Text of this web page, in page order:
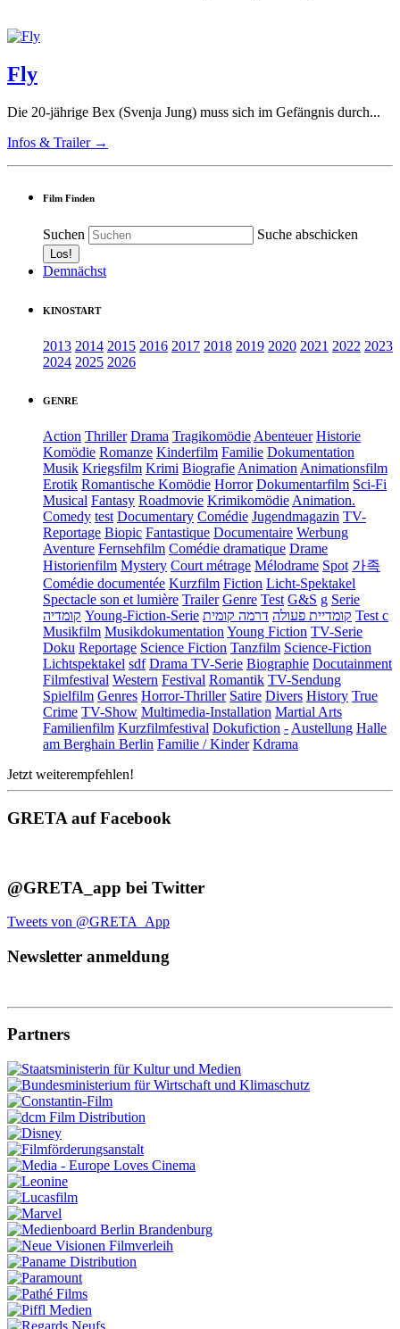
Fly
Die 20-jährige Bex (Svenja Jung) muss sich im Gefängnis durch...
Infos & Trailer →
Film Finden
Suchen Suche abschicken
Demnächst
KINOSTART
2013 2014 2015 2016 2017 2018 2019 2020 2021 2022 2023
2024 2025 2026
GENRE
Action Thriller Drama TragikomödieAbenteuer Historie
Komödie Romanze Kinderfilm Familie Dokumentation
Musik Kriegsfilm Krimi BiografieAnimationAnimationsfilm
Erotik Romantische Komödie Horror Dokumentarfilm Sci-Fi
Musical Fantasy Roadmovie KrimikomödieAnimation.
Comedy test Documentary Comédie Jugendmagazin TV-
Reportage Biopic Fantastique Documentaire Werbung
Aventure Fernsehfilm Comédie dramatique Drame
Historienfilm Mystery Court métrage Mélodrame Spot 가족
Comédie documentée Kurzfilm Fiction Licht-Spektakel
Spectacle son et lumière Trailer Genre Test G&S g Serie
קומדיה Young-Fiction-Serie קומדיית פעולה דרמה קומית
Test c
Musikfilm MusikdokumentationYoung Fiction TV-Serie
Doku Reportage Science Fiction Tanzfilm Science-Fiction
Lichtspektakel sdf Drama TV-Serie Biographie Docutainment
Filmfestival Western Festival Romantik TV-Sendung
Spielfilm Genres Horror-Thriller Satire Divers History True
Crime TV-Show Multimedia-Installation Martial Arts
Familienfilm Kurzfilmfestival Dokufiction -Austellung Halle
am Berghain Berlin Familie / Kinder Kdrama
Jetzt weiterempfehlen!
GRETA auf Facebook
@GRETA_app bei Twitter
Tweets von @GRETA_App
Newsletter anmeldung
Partners